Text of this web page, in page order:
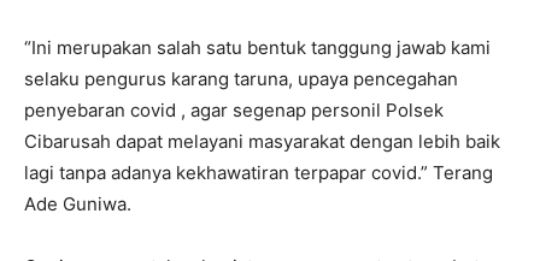
“Ini merupakan salah satu bentuk tanggung jawab kami
selaku pengurus karang taruna, upaya pencegahan
penyebaran covid , agar segenap personil Polsek
Cibarusah dapat melayani masyarakat dengan lebih baik
lagi tanpa adanya kekhawatiran terpapar covid.” Terang
Ade Guniwa.